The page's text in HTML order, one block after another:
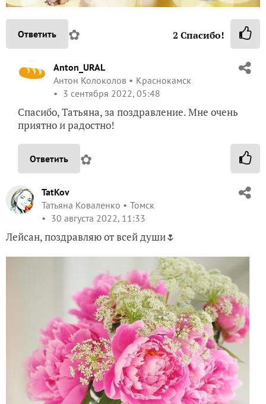
Ответить ✿ 2 Спасибо!
Anton_URAL
Антон Колоколов
Краснокамск
3 сентября 2022, 05:48
Спасибо, Татьяна, за поздравление. Мне очень
приятно и радостно!
Ответить ✿
TatKov
Татьяна Коваленко
Томск
30 августа 2022, 11:33
Лейсан, поздравляю от всей души🌷